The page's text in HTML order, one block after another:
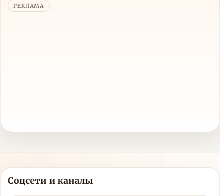
РЕКЛАМА
Соцсети и каналы